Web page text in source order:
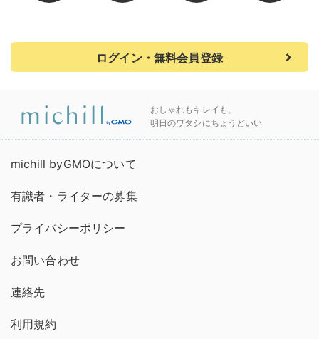
ログイン・無料会員登録
おしゃれもキレイも、
明日のワタシにちょうどいい
michill byGMOについて
有識者・ライターの募集
プライバシーポリシー
お問い合わせ
連絡先
利用規約